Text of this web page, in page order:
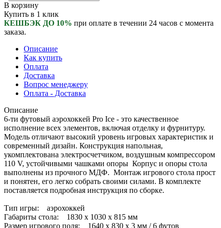
В корзину
Купить в 1 клик
КЕШБЭК ДО 10% при оплате в течении 24 часов с момента
заказа.
Описание
Как купить
Оплата
Доставка
Вопрос менеджеру
Оплата - Доставка
Описание
6-ти футовый аэрохоккей Pro Ice - это качественное
исполнение всех элементов, включая отделку и фурнитуру.
Модель отличают высокий уровень игровых характеристик и
современный дизайн. Конструкция напольная,
укомплектована электросчетчиком, воздушным компрессором
110 V, устойчивыми чашками опоры Корпус и опоры стола
выполнены из прочного МДФ. Монтаж игрового стола прост
и понятен, его легко собрать своими силами. В комплекте
поставляется подробная инструкция по сборке.
Тип игры: аэрохоккей
Габариты стола: 1830 х 1030 х 815 мм
Размер игрового поля: 1640 х 830 х 3 мм / 6 футов